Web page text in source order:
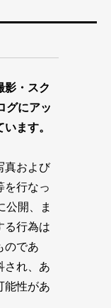
影・スク
グにアッ
ます。
真および
を行なっ
公開、ま
る行為は
のであ
され、あ
能性があ